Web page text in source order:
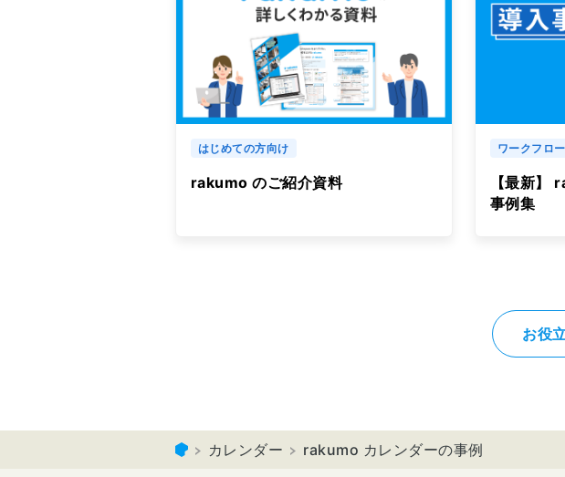
はじめての方向け
rakumo のご紹介資料
ワークフロ
【最新】
事例集
お役
カレンダー rakumo カレンダーの事例